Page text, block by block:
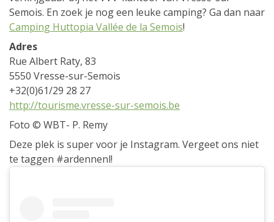
Semois. En zoek je nog een leuke camping? Ga dan naar
Camping Huttopia Vallée de la Semois!
Adres
Rue Albert Raty, 83
5550 Vresse-sur-Semois
+32(0)61/29 28 27
http://tourisme.vresse-sur-semois.be
Foto © WBT- P. Remy
Deze plek is super voor je Instagram. Vergeet ons niet
te taggen #ardennenl!